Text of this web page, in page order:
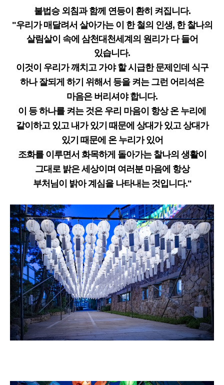
불법승 외침과 함께 연등이 환히 켜집니다.
"우리가 매달려서 살아가는 이 한 철의 인생, 한 찰나의
살림살이 속에 삼천대천세계의 원리가 다 들어
있습니다.
이것이 우리가 깨치고 가야 할 시급한 문제인데 식구
하나 잘되게 하기 위해서 등을 켜는 그런 어리석은
마음은 버리셔야 합니다.
이 등 하나를 켜는 것은 우리 마음이 항상 온 누리에
같이하고 있고 내가 있기 때문에 상대가 있고 상대가
있기 때문에 온 누리가 있어
조화를 이루면서 화목하게 돌아가는 찰나의 생활이
그대로 밝은 세상이며 여러분 마음에 항상
부처님이 밝아 계심을 나타내는 것입니다."